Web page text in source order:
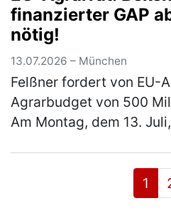
finanzierter GAP
nötig!
13.07.2026 – München
Felßner fordert von EU-
Agrarbudget von 500
Am Montag, dem 13.
1